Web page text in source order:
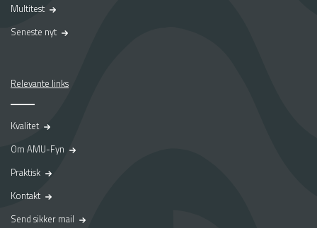
Multitest
Seneste nyt
Relevante links
Kvalitet
Om AMU-Fyn
Praktisk
Kontakt
Send sikker mail